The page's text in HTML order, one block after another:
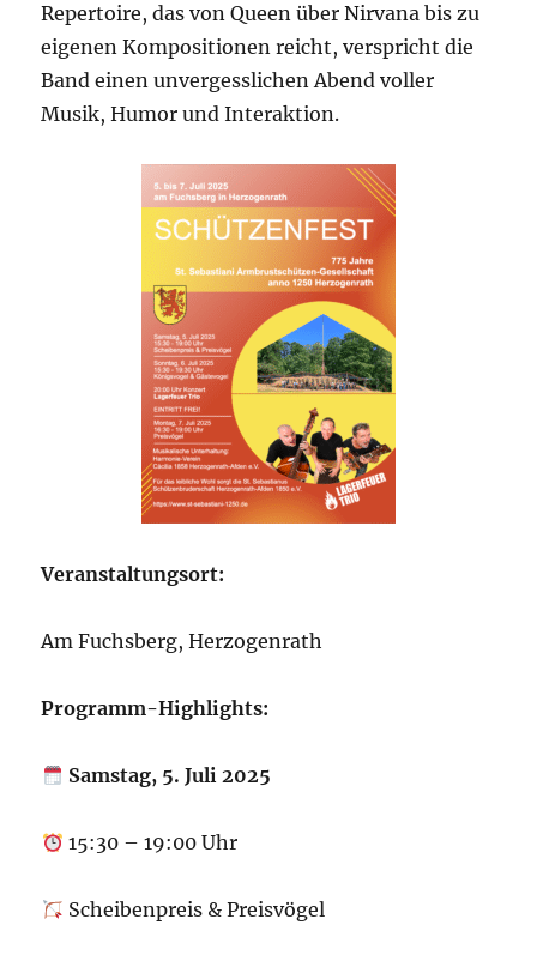
Repertoire, das von Queen über Nirvana bis zu
eigenen Kompositionen reicht, verspricht die
Band einen unvergesslichen Abend voller
Musik, Humor und Interaktion.
Veranstaltungsort:
Am Fuchsberg, Herzogenrath
Programm-Highlights:
Samstag, 5. Juli 2025
15:30 – 19:00 Uhr
Scheibenpreis & Preisvögel